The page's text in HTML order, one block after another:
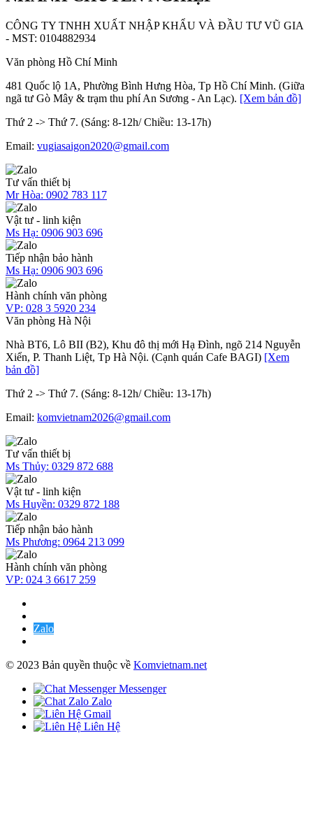
CÔNG TY TNHH XUẤT NHẬP KHẨU VÀ ĐẦU TƯ VŨ GIA
- MST: 0104882934
Văn phòng Hồ Chí Minh
481 Quốc lộ 1A, Phường Bình Hưng Hòa, Tp Hồ Chí Minh. (Giữa
ngã tư Gò Mây & trạm thu phí An Sương - An Lạc). [Xem bản đồ]
Thứ 2 -> Thứ 7. (Sáng: 8-12h/ Chiều: 13-17h)
Email: vugiasaigon2020@gmail.com
Tư vấn thiết bị
Mr Hòa: 0902 783 117
Vật tư - linh kiện
Ms Hạ: 0906 903 696
Tiếp nhận bảo hành
Ms Hạ: 0906 903 696
Hành chính văn phòng
VP: 028 3 5920 234
Văn phòng Hà Nội
Nhà BT6, Lô BII (B2), Khu đô thị mới Hạ Đình, ngõ 214 Nguyễn
Xiển, P. Thanh Liệt, Tp Hà Nội. (Cạnh quán Cafe BAGI) [Xem
bản đồ]
Thứ 2 -> Thứ 7. (Sáng: 8-12h/ Chiều: 13-17h)
Email: komvietnam2026@gmail.com
Tư vấn thiết bị
Ms Thủy: 0329 872 688
Vật tư - linh kiện
Ms Huyền: 0329 872 188
Tiếp nhận bảo hành
Ms Phương: 0964 213 099
Hành chính văn phòng
VP: 024 3 6617 259
Zalo
© 2023 Bản quyền thuộc về Komvietnam.net
Messenger
Zalo
Gmail
Liên Hệ